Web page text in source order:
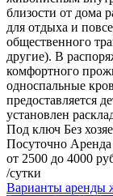
близости от дома
для отдыха и
общественного
другие). В
комфортного
односпальные
предоставляется
установлен
Под ключ Без
Посуточно Аренда
от 2500 до 4000
/сутки
Варианты аренды